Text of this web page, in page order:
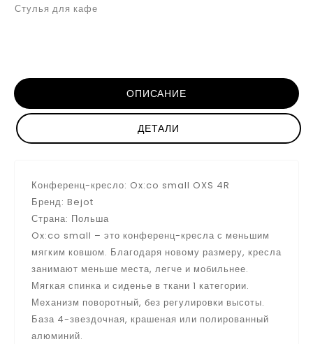
Стулья для кафе
ОПИСАНИЕ
ДЕТАЛИ
Конференц-кресло: Ox:co small OXS 4R
Бренд: Bejot
Страна: Польша
Ox:co small – это конференц-кресла с меньшим
мягким ковшом. Благодаря новому размеру, кресла
занимают меньше места, легче и мобильнее.
Мягкая спинка и сиденье в ткани 1 категории.
Механизм поворотный, без регулировки высоты.
База 4-звездочная, крашеная или полированный
алюминий.